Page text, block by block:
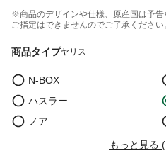
※商品のデザインや仕様、原産国は予告
ご指定はできませんのでご了承ください
商品タイプヤリス
N-BOX
ハスラー
ノア
もっと見る